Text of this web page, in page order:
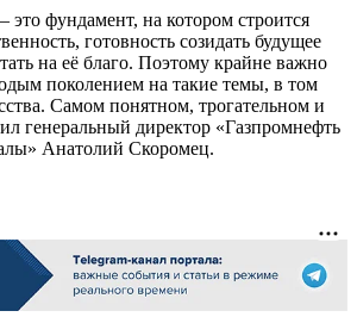
фундамент, на котором строится
готовность созидать будущее
на её благо. Поэтому крайне важно
поколением на такие темы, в том
Самом понятном, трогательном и
генеральный директор «Газпромнефть
Анатолий Скоромец.